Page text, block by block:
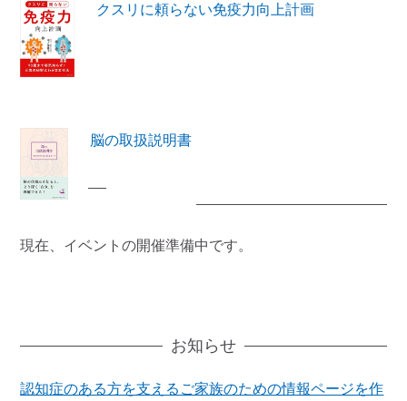
クスリに頼らない免疫力向上計画
脳の取扱説明書
現在、イベントの開催準備中です。
お知らせ
認知症のある方を支えるご家族のための情報ページを作